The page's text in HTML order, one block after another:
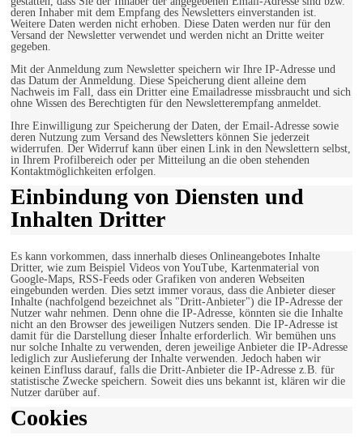
deren Inhaber mit dem Empfang des Newsletters einverstanden ist.
Weitere Daten werden nicht erhoben. Diese Daten werden nur für den
Versand der Newsletter verwendet und werden nicht an Dritte weiter
gegeben.
Mit der Anmeldung zum Newsletter speichern wir Ihre IP-Adresse und
das Datum der Anmeldung. Diese Speicherung dient alleine dem
Nachweis im Fall, dass ein Dritter eine Emailadresse missbraucht und sich
ohne Wissen des Berechtigten für den Newsletterempfang anmeldet.
Ihre Einwilligung zur Speicherung der Daten, der Email-Adresse sowie
deren Nutzung zum Versand des Newsletters können Sie jederzeit
widerrufen. Der Widerruf kann über einen Link in den Newslettern selbst,
in Ihrem Profilbereich oder per Mitteilung an die oben stehenden
Kontaktmöglichkeiten erfolgen.
Einbindung von Diensten und
Inhalten Dritter
Es kann vorkommen, dass innerhalb dieses Onlineangebotes Inhalte
Dritter, wie zum Beispiel Videos von YouTube, Kartenmaterial von
Google-Maps, RSS-Feeds oder Grafiken von anderen Webseiten
eingebunden werden. Dies setzt immer voraus, dass die Anbieter dieser
Inhalte (nachfolgend bezeichnet als "Dritt-Anbieter") die IP-Adresse der
Nutzer wahr nehmen. Denn ohne die IP-Adresse, könnten sie die Inhalte
nicht an den Browser des jeweiligen Nutzers senden. Die IP-Adresse ist
damit für die Darstellung dieser Inhalte erforderlich. Wir bemühen uns
nur solche Inhalte zu verwenden, deren jeweilige Anbieter die IP-Adresse
lediglich zur Auslieferung der Inhalte verwenden. Jedoch haben wir
keinen Einfluss darauf, falls die Dritt-Anbieter die IP-Adresse z.B. für
statistische Zwecke speichern. Soweit dies uns bekannt ist, klären wir die
Nutzer darüber auf.
Cookies